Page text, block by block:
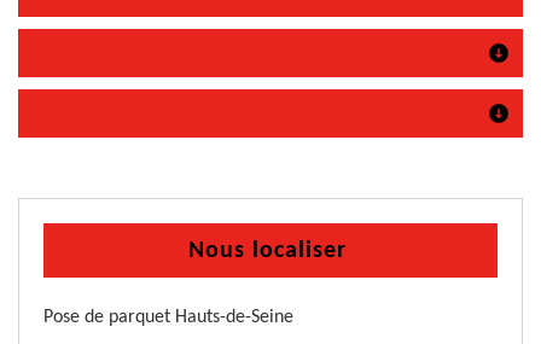
Nous localiser
Pose de parquet Hauts-de-Seine